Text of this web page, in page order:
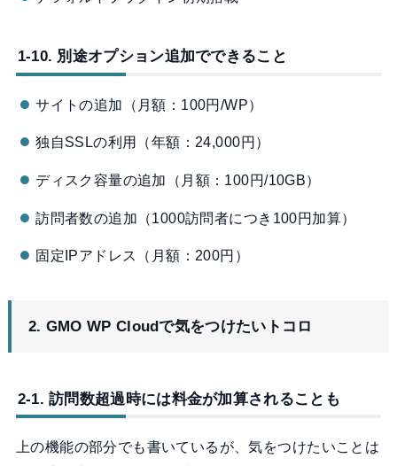
1-10. 別途オプション追加でできること
サイトの追加（月額：100円/WP）
独自SSLの利用（年額：24,000円）
ディスク容量の追加（月額：100円/10GB）
訪問者数の追加（1000訪問者につき100円加算）
固定IPアドレス（月額：200円）
2. GMO WP Cloudで気をつけたいトコロ
2-1. 訪問数超過時には料金が加算されることも
上の機能の部分でも書いているが、気をつけたいことは